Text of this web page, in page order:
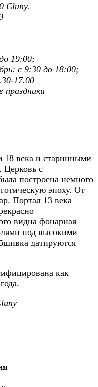
Cluny.
19:00;
с 9:30 до 18:00;
17.00
праздники
18 века и старинными
Церковь с
построена немного
эпоху. От
Портал 13 века
видна фонарная
под высокими
датируются
как